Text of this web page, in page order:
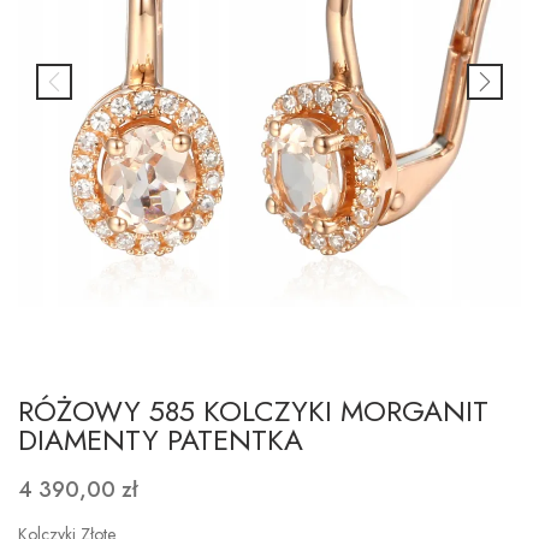
RÓŻOWY 585 KOLCZYKI MORGANIT
DIAMENTY PATENTKA
4 390,00 zł
Kolczyki Złote